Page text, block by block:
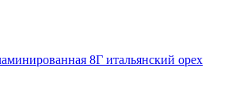
8Г итальянский орех